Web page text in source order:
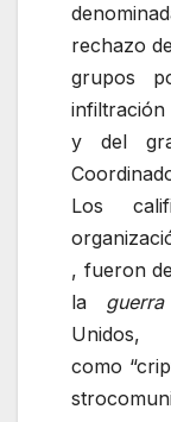
rechazo
grupos
y del
Los
, fueron
la
como